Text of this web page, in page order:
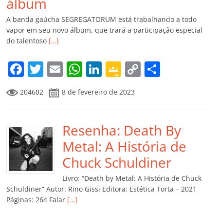
A banda gaúcha SEGREGATORUM está trabalhando a todo
vapor em seu novo álbum, que trará a participação especial
do talentoso […]
F
a
c
e
b
o
o
k
T
w
itt
er
E
m
ai
l
W
at
s
A
p
p
Li
k
e
dI
n
G
o
o
gl
e
Cl
a
ss
ro
C
y
Li
n
k
p
ar
til
h
ar
204602 8 de fevereiro de 2023
Resenha: Death By
Metal: A História de
Chuck Schuldiner
Livro: “Death by Metal: A História de Chuck
Schuldiner” Autor: Rino Gissi Editora: Estética Torta – 2021
Páginas: 264 Falar […]